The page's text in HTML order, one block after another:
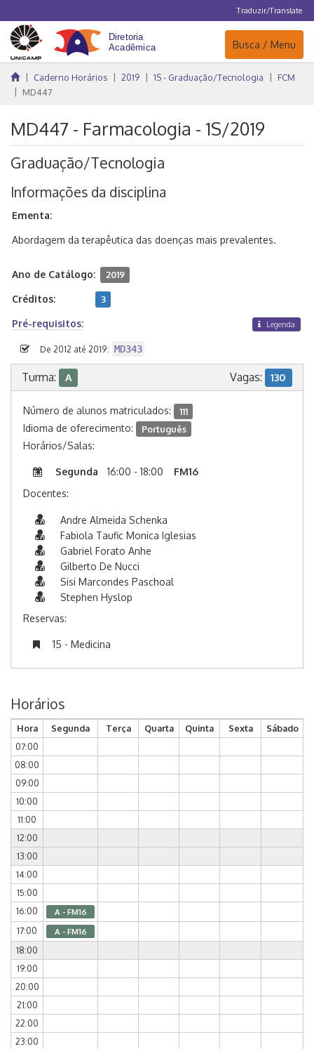
Traduzir/Translate
Navegação
Busca / Menu
Caderno Horários 2019 1S - Graduação/Tecnologia
FCM
MD447
MD447 - Farmacologia - 1S/2019
Graduação/Tecnologia
Informações da disciplina
Ementa:
Abordagem da terapêutica das doenças mais prevalentes.
Ano de Catálogo: 2019
Créditos: 3
Pré-requisitos: Legenda
De 2012 até 2019: MD343
Turma: A Vagas: 130
Número de alunos matriculados: 111
Idioma de oferecimento: Português
Horários/Salas:
Segunda 16:00 - 18:00
FM16
Docentes:
Andre Almeida Schenka
Fabiola Taufic Monica Iglesias
Gabriel Forato Anhe
Gilberto De Nucci
Sisi Marcondes Paschoal
Stephen Hyslop
Reservas:
15 - Medicina
Horários
Hora Segunda Terça Quarta Quinta Sexta
Sábado
07:00
08:00
09:00
10:00
11:00
12:00
13:00
14:00
15:00
16:00
A - FM16
17:00 A - FM16
18:00
19:00
20:00
21:00
22:00
23:00